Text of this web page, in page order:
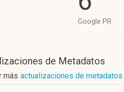
Google PR
de Metadatos
más actualizaciones de metadatos